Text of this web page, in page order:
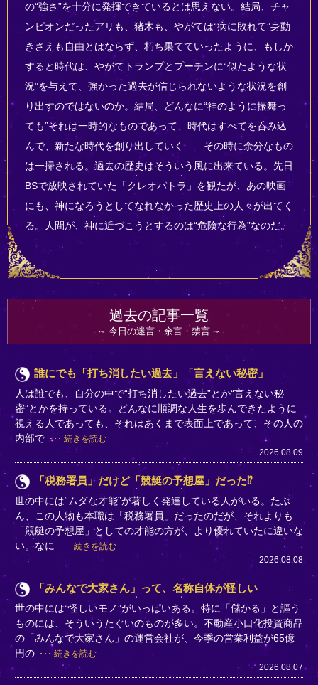
の“強さ”を十分に発揮できているとは思えない。結局、チャ
ンピオンだったアリも、猪木も、やがては“病に敗れて”身動
きさえも自由とはならず、朽ち果てていったように、もしか
すると時代は、やがてトランプとプーチンに“似たような状
況”を与えて、強かった過去が信じられないような状況を創
り出すのではないのか。結局、どんなに“神のように振舞っ
ても”それは一時的なものであって、時代はすべてを呑み込
んで、新たな時代を創り出していく……その時に余分なもの
は一掃される。過去の歴史はそういう風に出来ている。先日
BSで放映されていた「クレオパトラ」を観たが、あの映画
にも、神になろうとしてなれなかった歴史上の人々が出てく
る。人間が、神に近づこうとするのは“危険な行為”なのだ。
過去の記事一覧
今日の迷言・余言・禁言
誰にでも「打ち消したい過去」「言えない秘密」
人は誰でも、自分の中で“打ち消したい過去”とか“言えない秘
密”とかを持っている。どんなに順調な人生を歩んできたように
視える人であっても、それはあくまで表面上であって、その人の
内部で
続きを読む
2026.08.09
「税務署員」だけど「競艇の予想屋」だった⁉
世の中には“ムダな才能”が著しく発達している人がいる。たぶ
ん、この人物も本職は「税務署員」だったのだが、それよりも
「競艇の予想屋」としての才能の方が、より優れていたに違いな
い。なに
続きを読む
2026.08.08
「みんなで大家さん」って、名称自体が怪しい
世の中には“怪しいモノ”がいっぱいある。特に「儲かる」と謳う
ものには、そういうたぐいのものが多い。不動産小口化投資商品
の「みんなで大家さん」の運営会社が、今季の営業利益が65億
円の
続きを読む
2026.08.07